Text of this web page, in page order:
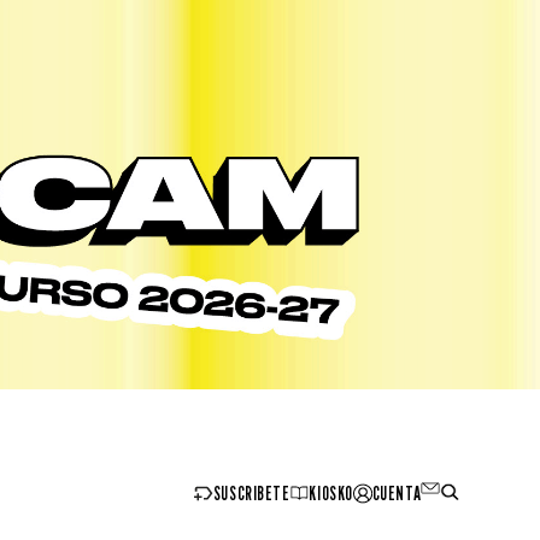
SUSCRIBETE KIOSKO CUENTA